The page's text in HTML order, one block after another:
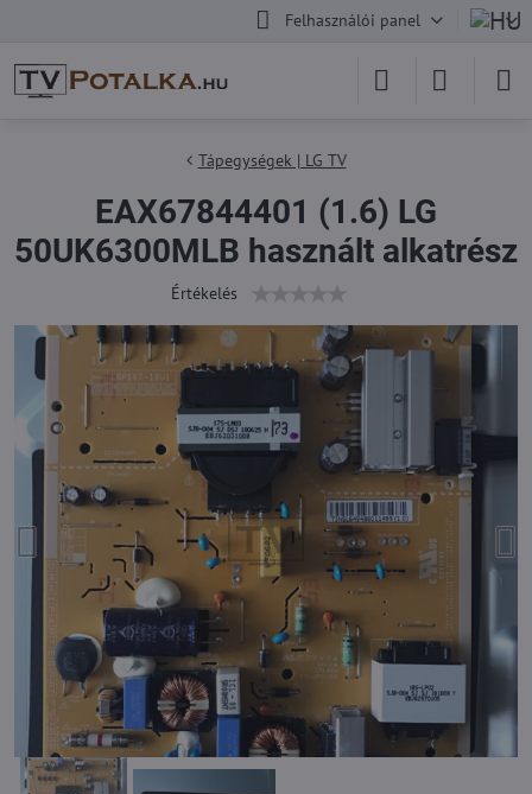
Felhasználói panel
Tápegységek | LG TV
EAX67844401 (1.6) LG
50UK6300MLB használt alkatrész
Értékelés